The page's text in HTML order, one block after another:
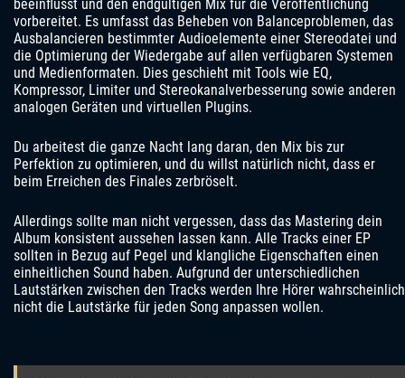
beeinflusst und den endgültigen Mix für die Veröffentlichung
vorbereitet. Es umfasst das Beheben von Balanceproblemen, das
Ausbalancieren bestimmter Audioelemente einer Stereodatei und
die Optimierung der Wiedergabe auf allen verfügbaren Systemen
und Medienformaten. Dies geschieht mit Tools wie EQ,
Kompressor, Limiter und Stereokanalverbesserung sowie anderen
analogen Geräten und virtuellen Plugins.
Du arbeitest die ganze Nacht lang daran, den Mix bis zur
Perfektion zu optimieren, und du willst natürlich nicht, dass er
beim Erreichen des Finales zerbröselt.
Allerdings sollte man nicht vergessen, dass das Mastering dein
Album konsistent aussehen lassen kann. Alle Tracks einer EP
sollten in Bezug auf Pegel und klangliche Eigenschaften einen
einheitlichen Sound haben. Aufgrund der unterschiedlichen
Lautstärken zwischen den Tracks werden Ihre Hörer wahrscheinlich
nicht die Lautstärke für jeden Song anpassen wollen.